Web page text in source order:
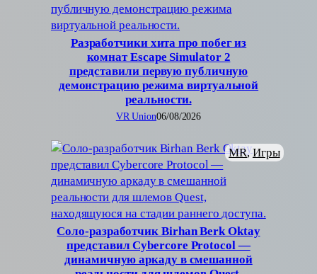
Разработчики хита про побег из
комнат Escape Simulator 2
представили первую публичную
демонстрацию режима виртуальной
реальности.
VR Union06/08/2026
Соло-разработчик Birhan Berk Oktay
представил Cybercore Protocol —
динамичную аркаду в смешанной
MR, Игры